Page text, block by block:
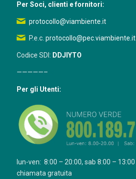
Per Soci, clienti e fornitori:
protocollo@viambiente.it
P.e.c. protocollo@pec.viambiente.it
Codice SDI: DDJIYTO
—————–
Per gli Utenti:
lun-ven: 8:00 – 20:00, sab 8:00 – 13:00
chiamata gratuita